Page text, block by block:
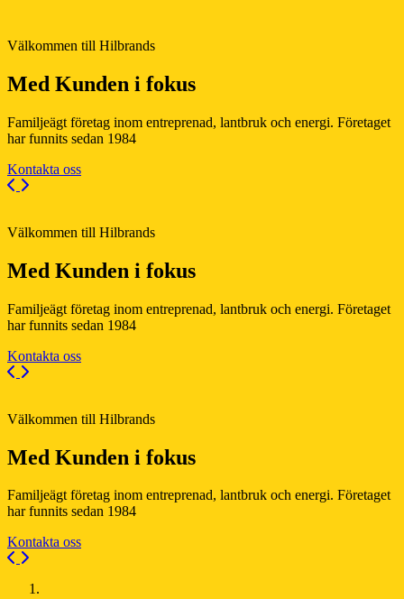
Välkommen till Hilbrands
Med Kunden i fokus
Familjeägt företag inom entreprenad, lantbruk och energi. Företaget
har funnits sedan 1984
Kontakta oss
Previous
Next
Välkommen till Hilbrands
Med Kunden i fokus
Familjeägt företag inom entreprenad, lantbruk och energi. Företaget
har funnits sedan 1984
Kontakta oss
Previous
Next
Välkommen till Hilbrands
Med Kunden i fokus
Familjeägt företag inom entreprenad, lantbruk och energi. Företaget
har funnits sedan 1984
Kontakta oss
Previous
Next